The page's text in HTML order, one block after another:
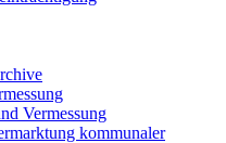
Vermessung
kommunaler